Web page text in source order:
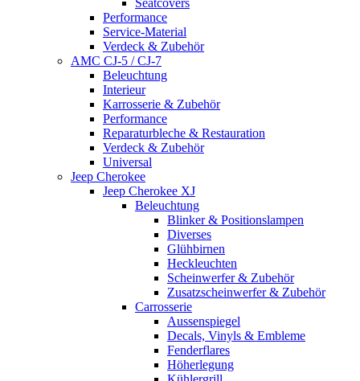
Performance
Service-Material
Verdeck & Zubehör
AMC CJ-5 / CJ-7
Beleuchtung
Interieur
Karrosserie & Zubehör
Performance
Reparaturbleche & Restauration
Verdeck & Zubehör
Universal
Jeep Cherokee
Jeep Cherokee XJ
Beleuchtung
Blinker & Positionslampen
Diverses
Glühbirnen
Heckleuchten
Scheinwerfer & Zubehör
Zusatzscheinwerfer & Zubehör
Carrosserie
Aussenspiegel
Decals, Vinyls & Embleme
Fenderflares
Höherlegung